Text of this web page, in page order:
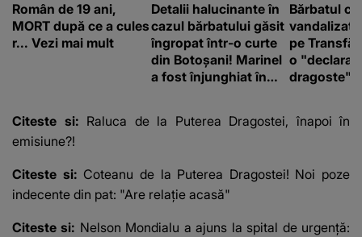
Român de 19 ani,
MORT după ce a cules
r... Vezi mai mult
Detalii halucinante în
cazul bărbatului găsit
îngropat într-o curte
din Botoșani! Marinel
a fost înjunghiat în
suspecți
Bărbatul
vandalizat
pe
o
dragoste"
Citeste si: Raluca de la Puterea Dragostei, înapoi în
emisiune?!
Citeste si: Coteanu de la Puterea Dragostei! Noi poze
indecente din pat: "Are relație acasă"
Citeste si: Nelson Mondialu a ajuns la spital de urgență: